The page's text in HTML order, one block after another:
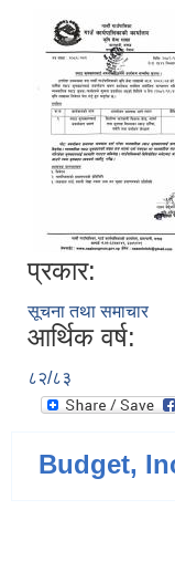
प्रकार:
सूचना तथा समाचार
आर्थिक वर्ष:
८२/८३
Budget,